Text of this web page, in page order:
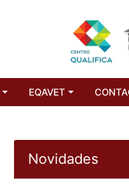
EQAVET
Novidades